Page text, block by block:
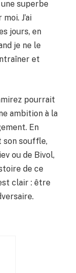
superbe
J’ai
jours, en
je ne le
et
pourrait
ambition à la
En
son souffle,
ou de Bivol,
de ce
clair : être